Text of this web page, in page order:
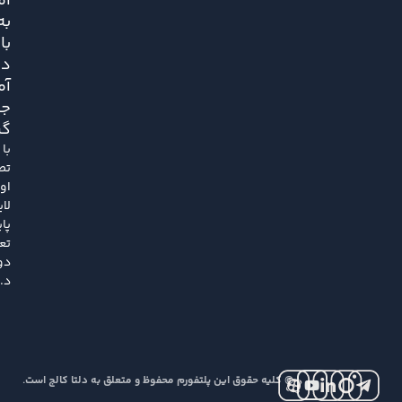
با
© کلیه حقوق این پلتفورم محفوظ و متعلق به دلتا کالج است.